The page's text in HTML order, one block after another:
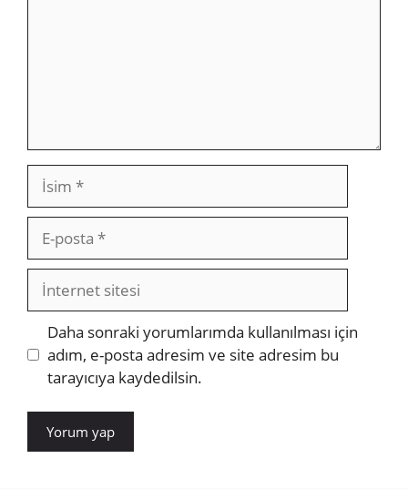
İsim
posta
İnternet
sitesi
Daha sonraki yorumlarımda kullanılması için
adım, e-posta adresim ve site adresim bu
tarayıcıya kaydedilsin.